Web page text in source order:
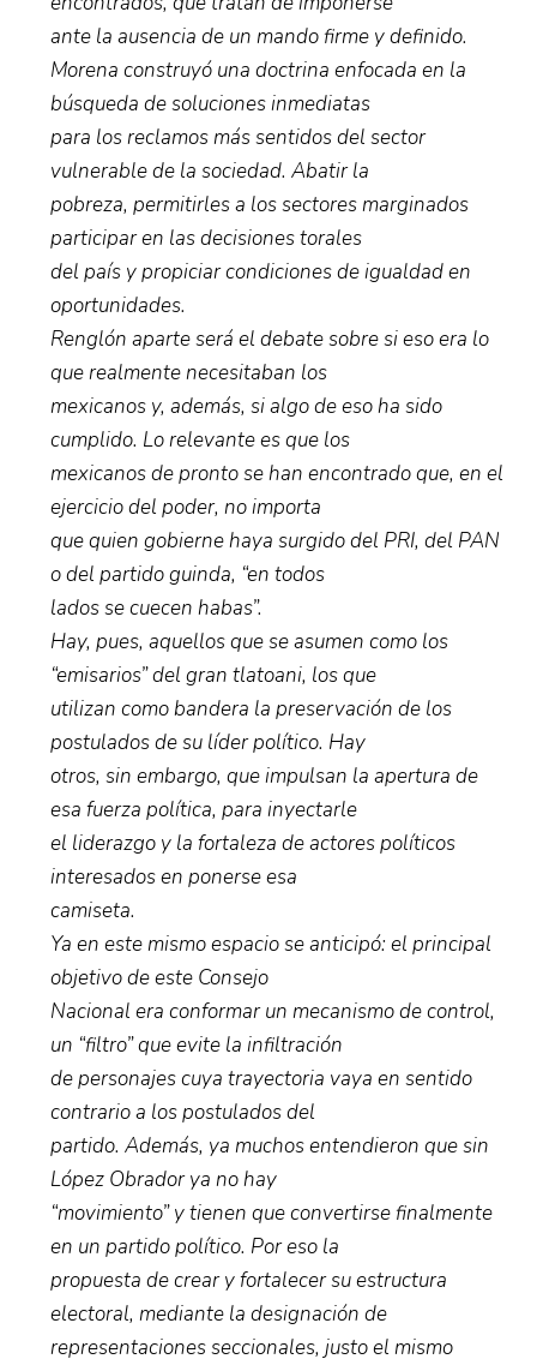
ante la ausencia de un mando firme y definido.
Morena construyó una doctrina enfocada en la
búsqueda de soluciones inmediatas
para los reclamos más sentidos del sector
vulnerable de la sociedad. Abatir la
pobreza, permitirles a los sectores marginados
participar en las decisiones torales
del país y propiciar condiciones de igualdad en
oportunidades.
Renglón aparte será el debate sobre si eso era lo
que realmente necesitaban los
mexicanos y, además, si algo de eso ha sido
cumplido. Lo relevante es que los
mexicanos de pronto se han encontrado que, en el
ejercicio del poder, no importa
que quien gobierne haya surgido del PRI, del PAN
o del partido guinda, “en todos
lados se cuecen habas”.
Hay, pues, aquellos que se asumen como los
“emisarios” del gran tlatoani, los que
utilizan como bandera la preservación de los
postulados de su líder político. Hay
otros, sin embargo, que impulsan la apertura de
esa fuerza política, para inyectarle
el liderazgo y la fortaleza de actores políticos
interesados en ponerse esa
camiseta.
Ya en este mismo espacio se anticipó: el principal
objetivo de este Consejo
Nacional era conformar un mecanismo de control,
un “filtro” que evite la infiltración
de personajes cuya trayectoria vaya en sentido
contrario a los postulados del
partido. Además, ya muchos entendieron que sin
López Obrador ya no hay
“movimiento” y tienen que convertirse finalmente
en un partido político. Por eso la
propuesta de crear y fortalecer su estructura
electoral, mediante la designación de
representaciones seccionales, justo el mismo